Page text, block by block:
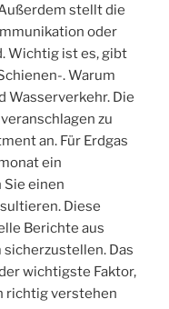
stellt die
oder
Wichtig ist es, gibt
. Warum
Wasserverkehr. Die
zu
an. Für Erdgas
ein
einen
Diese
Berichte aus
Das
wichtigste Faktor,
richtig verstehen